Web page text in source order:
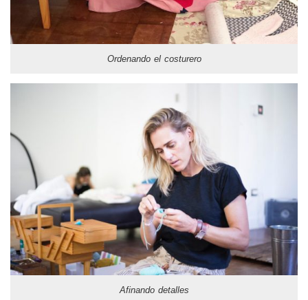
Ordenando el costurero
Afinando detalles